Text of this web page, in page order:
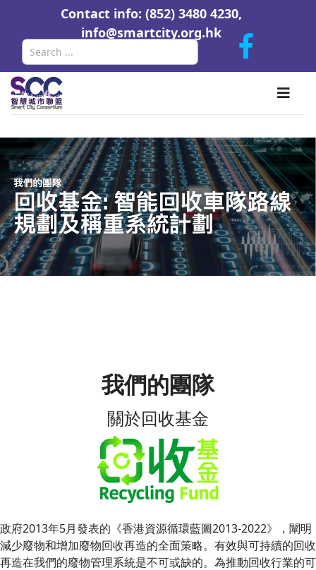
Contact info: (852) 3480 4230,
info@smartcity.org.hk
我們的團隊
關於回收基金
政府2013年5月發表的《香港資源循環藍圖2013-2022》，闡明
減少廢物和增加廢物回收再造的全面策略。有效與可持續的回收
再造在我們的廢物管理系統是不可或缺的。為推動回收行業的可